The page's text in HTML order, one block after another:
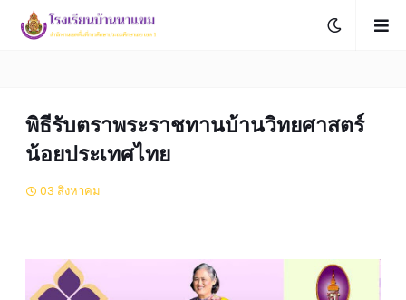
พิธีรับตราพระราชทานบ้านวิทยศาสตร์
น้อยประเทศไทย
03 สิงหาคม